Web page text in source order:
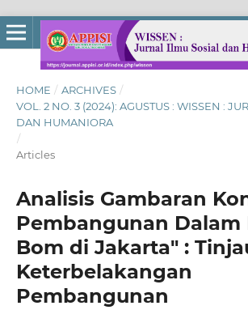
HOME / ARCHIVES /
VOL. 2 NO. 3 (2024): AGUSTUS : WISSEN :
DAN HUMANIORA
/
Articles
Analisis Gambaran
Pembangunan Dalam
Bom di Jakarta" :
Keterbelakangan
Pembangunan